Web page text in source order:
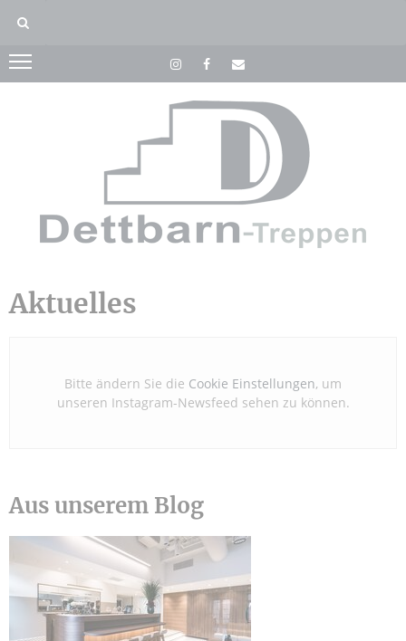
Aktuelles
Bitte ändern Sie die Cookie Einstellungen, um
unseren Instagram-Newsfeed sehen zu können.
Aus unserem Blog